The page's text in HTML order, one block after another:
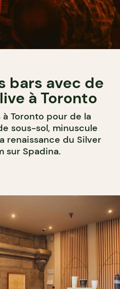
bars avec de
à Toronto
Toronto pour de la
sous-sol, minuscule
renaissance du Silver
sur Spadina.